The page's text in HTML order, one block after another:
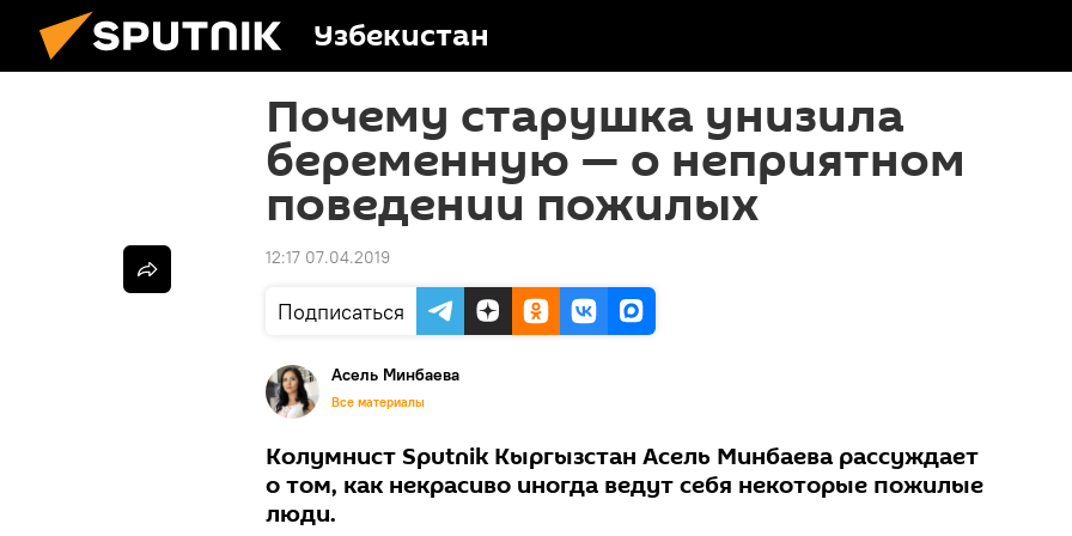
Узбекистан
Почему старушка унизила
беременную — о неприятном
поведении пожилых
12:17 07.04.2019
Подписаться
Асель Минбаева
Все материалы
Колумнист Sputnik Кыргызстан Асель Минбаева рассуждает
о том, как некрасиво иногда ведут себя некоторые пожилые
люди.